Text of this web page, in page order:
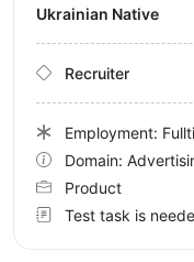
Ukrainian Native
Recruiter
Employment:
Domain:
Product
Test task is